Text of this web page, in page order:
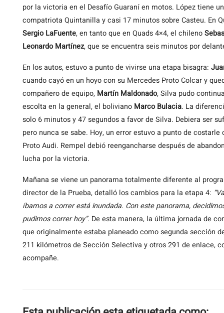
por la victoria en el Desafío Guaraní en motos. López tiene
compatriota Quintanilla y casi 17 minutos sobre Casteu. En
Sergio LaFuente, en tanto que en Quads 4×4, el chileno
Leonardo Martínez, que se encuentra seis minutos por
En los autos, estuvo a punto de vivirse una etapa bisagra:
cuando cayó en un hoyo con su Mercedes Proto Colcar y
compañero de equipo, Martín Maldonado, Silva pudo
escolta en la general, el boliviano Marco Bulacia. La
solo 6 minutos y 47 segundos a favor de Silva. Debiera ser
pero nunca se sabe. Hoy, un error estuvo a punto de
Proto Audi. Rempel debió reengancharse después de
lucha por la victoria.
Mañana se viene un panorama totalmente diferente al
director de la Prueba, detalló los cambios para la etapa 4:
íbamos a correr está inundada. Con este panorama,
pudimos correr hoy”. De esta manera, la última jornada de
que originalmente estaba planeado como segunda sección
211 kilómetros de Sección Selectiva y otros 291 de enlace,
acompañe.